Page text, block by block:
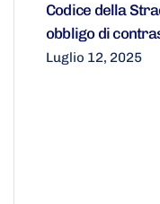
Codice della
obbligo di
Luglio 12, 2025